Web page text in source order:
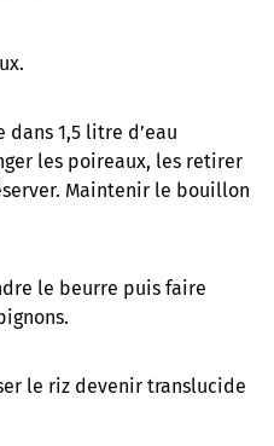
1,5 litre d’eau
les poireaux, les retirer
Maintenir le bouillon
le beurre puis faire
le riz devenir translucide